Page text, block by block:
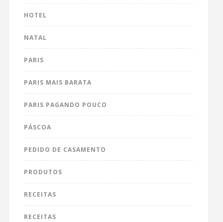
HOTEL
NATAL
PARIS
PARIS MAIS BARATA
PARIS PAGANDO POUCO
PÁSCOA
PEDIDO DE CASAMENTO
PRODUTOS
RECEITAS
RECEITAS